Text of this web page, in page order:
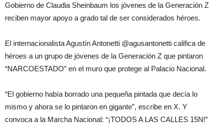
Gobierno de Claudia Sheinbaum los jóvenes de la Generación Z
reciben mayor apoyo a grado tal de ser considerados héroes.
El internacionalista Agustín Antonetti @agusantonetti califica de
héroes a un grupo de jóvenes de la Generación Z que pintaron
“NARCOESTADO” en el muro que protege al Palacio Nacional.
“El gobierno había borrado una pequeña pintada que decía lo
mismo y ahora se lo pintaron en gigante”, escribe en X. Y
convoca a la Marcha Nacional: “¡TODOS A LAS CALLES 15N!”